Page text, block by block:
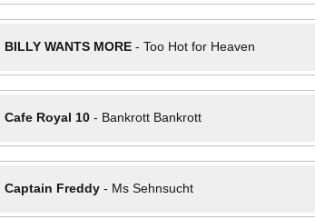
BILLY WANTS MORE- Too Hot for Heaven
Cafe Royal 10- Bankrott Bankrott
Captain Freddy- Ms Sehnsucht